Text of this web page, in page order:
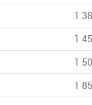
1
1
1
1